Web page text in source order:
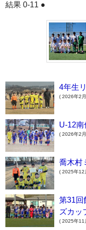
結果 0-11 ●
4年生
( 2026年2
U-12
( 2026年2
喬木村
( 2025年
第31回
ズカッ
( 2025年